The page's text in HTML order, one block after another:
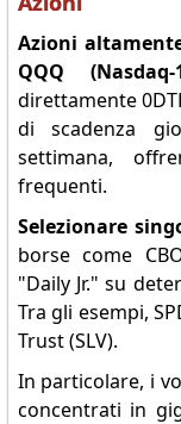
Azioni
QQQ
direttamente
di scadenza
settimana,
frequenti.
Selezionare
borse come
"Daily Jr." su
Tra gli esempi,
Trust (SLV).
In particolare, i
concentrati in